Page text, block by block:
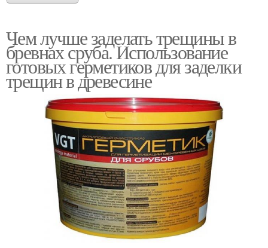
Чем лучше заделать трещины в
бревнах сруба. Использование
готовых герметиков для заделки
трещин в древесине